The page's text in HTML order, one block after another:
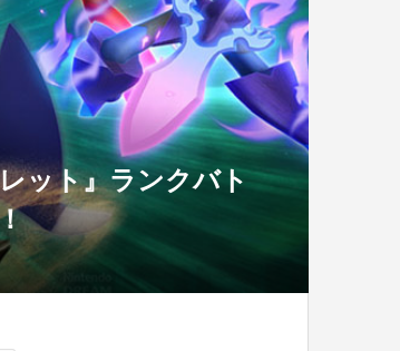
ット』ランクバト